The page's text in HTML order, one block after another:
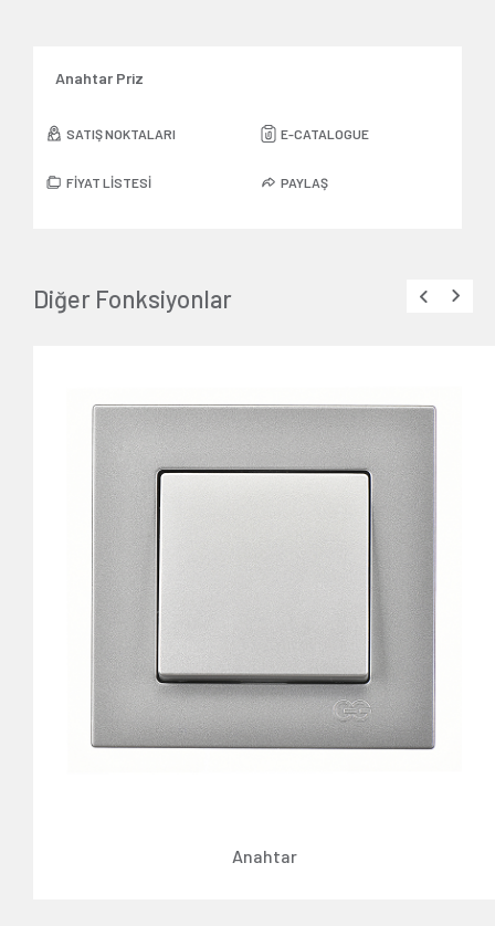
Anahtar Priz
SATIŞ NOKTALARI E-CATALOGUE
FİYAT LİSTESİ PAYLAŞ
Diğer Fonksiyonlar
Anahtar